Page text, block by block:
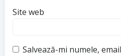
Site web
Salvează-mi numele,